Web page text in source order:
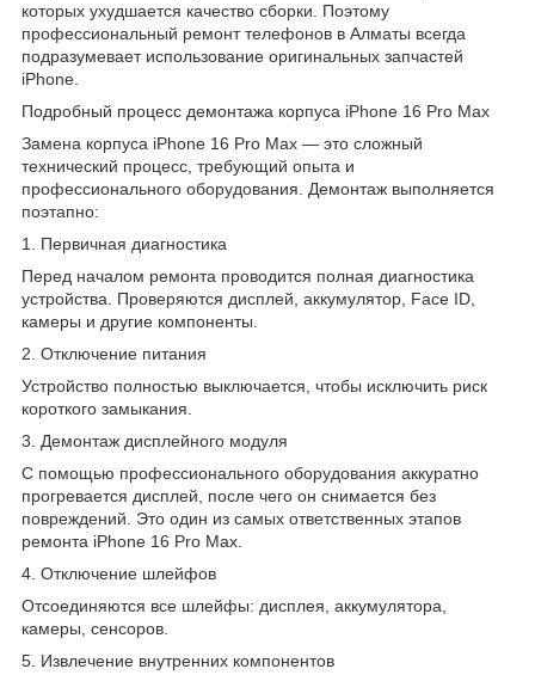
которых ухудшается качество сборки. Поэтому
профессиональный ремонт телефонов в Алматы всегда
подразумевает использование оригинальных запчастей
iPhone.
Подробный процесс демонтажа корпуса iPhone 16 Pro Max
Замена корпуса iPhone 16 Pro Max — это сложный
технический процесс, требующий опыта и
профессионального оборудования. Демонтаж выполняется
поэтапно:
1. Первичная диагностика
Перед началом ремонта проводится полная диагностика
устройства. Проверяются дисплей, аккумулятор, Face ID,
камеры и другие компоненты.
2. Отключение питания
Устройство полностью выключается, чтобы исключить риск
короткого замыкания.
3. Демонтаж дисплейного модуля
С помощью профессионального оборудования аккуратно
прогревается дисплей, после чего он снимается без
повреждений. Это один из самых ответственных этапов
ремонта iPhone 16 Pro Max.
4. Отключение шлейфов
Отсоединяются все шлейфы: дисплея, аккумулятора,
камеры, сенсоров.
5. Извлечение внутренних компонентов